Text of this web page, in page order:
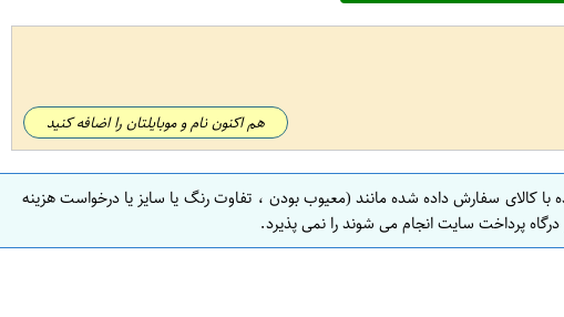
هم اکنون نام و موبایلتان را اضافه کنید
کالای سفارش داده شده مانند (معیوب بودن ، تفاوت رنگ یا سایز یا درخواست هزینه
پرداخت سایت انجام می شوند را نمی پذیرد.